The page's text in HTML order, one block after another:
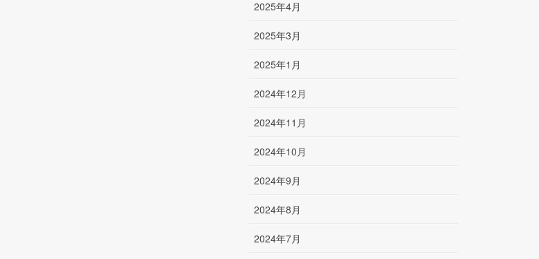
2025年4月
2025年3月
2025年1月
2024年12月
2024年11月
2024年10月
2024年9月
2024年8月
2024年7月